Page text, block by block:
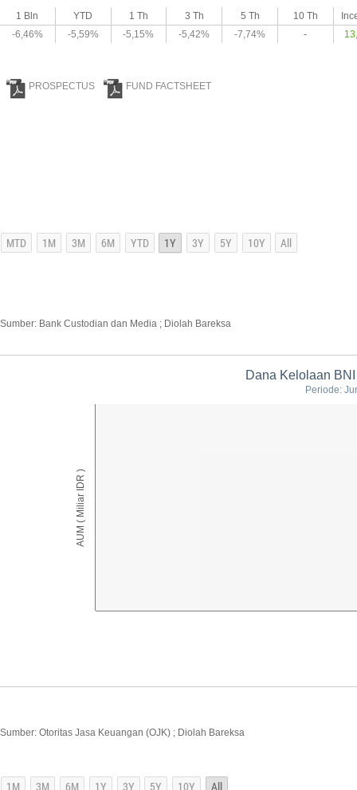
1 Bln YTD 1 Th 3 Th 5 Th 10 Th
-6,46%
-5,59% -5,15% -5,42% -7,74% -
PROSPECTUS FUND FACTSHEET
Sumber: Bank Custodian dan Media ; Diolah Bareksa
AUM ( Miliar IDR )
Dana Kelolaan
Periode:
Sumber: Otoritas Jasa Keuangan (OJK) ; Diolah Bareksa